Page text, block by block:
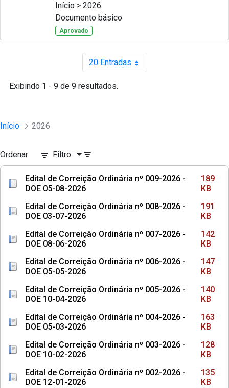
Início > 2026
Documento básico
Aprovado
20 EntradasPor página
Exibindo 1 - 9 de 9 resultados.
Início 2026
Ordenar Filtro
Edital de Correição Ordinária nº 009-2026 -
DOE 05-08-2026
189
KB
Edital de Correição Ordinária nº 008-2026 -
DOE 03-07-2026
191
KB
Edital de Correição Ordinária nº 007-2026 -
DOE 08-06-2026
142
KB
Edital de Correição Ordinária nº 006-2026 -
DOE 05-05-2026
147
KB
Edital de Correição Ordinária nº 005-2026 -
DOE 10-04-2026
140
KB
Edital de Correição Ordinária nº 004-2026 -
DOE 05-03-2026
163
KB
Edital de Correição Ordinária nº 003-2026 -
DOE 10-02-2026
128
KB
Edital de Correição Ordinária nº 002-2026 -
DOE 12-01-2026
135
KB